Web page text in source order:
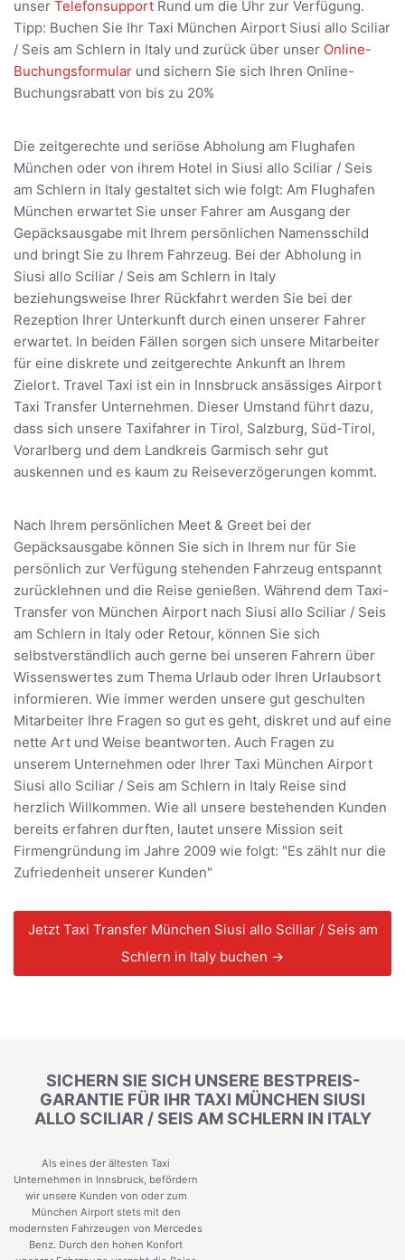
unser Telefonsupport Rund um die Uhr zur Verfügung.
Tipp: Buchen Sie Ihr Taxi München Airport Siusi allo Sciliar
/ Seis am Schlern in Italy und zurück über unser Online-
Buchungsformular und sichern Sie sich Ihren Online-
Buchungsrabatt von bis zu 20%
Die zeitgerechte und seriöse Abholung am Flughafen
München oder von ihrem Hotel in Siusi allo Sciliar / Seis
am Schlern in Italy gestaltet sich wie folgt: Am Flughafen
München erwartet Sie unser Fahrer am Ausgang der
Gepäcksausgabe mit Ihrem persönlichen Namensschild
und bringt Sie zu Ihrem Fahrzeug. Bei der Abholung in
Siusi allo Sciliar / Seis am Schlern in Italy
beziehungsweise Ihrer Rückfahrt werden Sie bei der
Rezeption Ihrer Unterkunft durch einen unserer Fahrer
erwartet. In beiden Fällen sorgen sich unsere Mitarbeiter
für eine diskrete und zeitgerechte Ankunft an Ihrem
Zielort. Travel Taxi ist ein in Innsbruck ansässiges Airport
Taxi Transfer Unternehmen. Dieser Umstand führt dazu,
dass sich unsere Taxifahrer in Tirol, Salzburg, Süd-Tirol,
Vorarlberg und dem Landkreis Garmisch sehr gut
auskennen und es kaum zu Reiseverzögerungen kommt.
Nach Ihrem persönlichen Meet & Greet bei der
Gepäcksausgabe können Sie sich in Ihrem nur für Sie
persönlich zur Verfügung stehenden Fahrzeug entspannt
zurücklehnen und die Reise genießen. Während dem Taxi-
Transfer von München Airport nach Siusi allo Sciliar / Seis
am Schlern in Italy oder Retour, können Sie sich
selbstverständlich auch gerne bei unseren Fahrern über
Wissenswertes zum Thema Urlaub oder Ihren Urlaubsort
informieren. Wie immer werden unsere gut geschulten
Mitarbeiter Ihre Fragen so gut es geht, diskret und auf eine
nette Art und Weise beantworten. Auch Fragen zu
unserem Unternehmen oder Ihrer Taxi München Airport
Siusi allo Sciliar / Seis am Schlern in Italy Reise sind
herzlich Willkommen. Wie all unsere bestehenden Kunden
bereits erfahren durften, lautet unsere Mission seit
Firmengründung im Jahre 2009 wie folgt: "Es zählt nur die
Zufriedenheit unserer Kunden"
Jetzt Taxi Transfer München Siusi allo Sciliar / Seis am
Schlern in Italy buchen →
SICHERN SIE SICH UNSERE BESTPREIS-
GARANTIE FÜR IHR TAXI MÜNCHEN SIUSI
ALLO SCILIAR / SEIS AM SCHLERN IN ITALY
Als eines der ältesten Taxi
Unternehmen in Innsbruck, befördern
wir unsere Kunden von oder zum
München Airport stets mit den
modernsten Fahrzeugen von Mercedes
Benz. Durch den hohen Konfort